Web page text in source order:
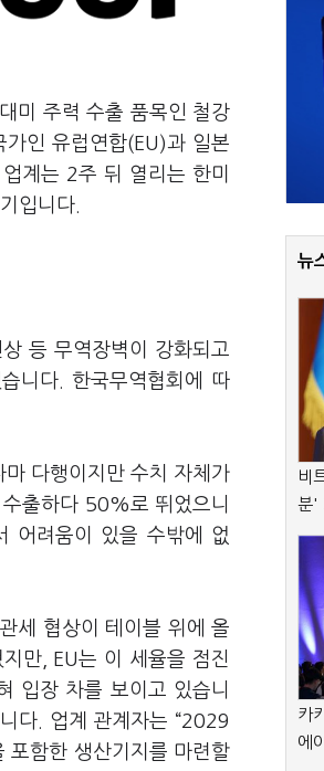
미 주력 수출 품목인 철강
인 유럽연합(EU)과 일본
계는 2주 뒤 열리는 한미
입니다.
등 무역장벽이 강화되고
니다. 한국무역협회에 따
다행이지만 수치 자체가
출하다 50%로 뛰었으니
어려움이 있을 수밖에 없
세 협상이 테이블 위에 올
만, EU는 이 세율을 점진
입장 차를 보이고 있습니
다. 업계 관계자는 “2029
포함한 생산기지를 마련할
뉴
비
분'
카
에